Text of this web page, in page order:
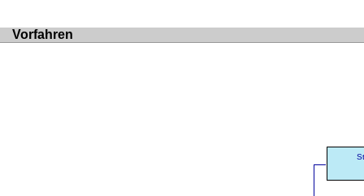
Vorfahren